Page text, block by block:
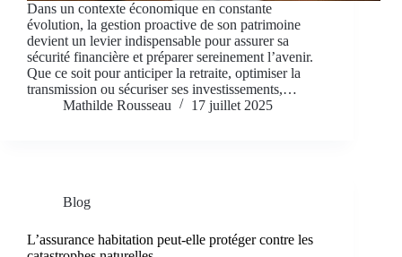
Dans un contexte économique en constante
évolution, la gestion proactive de son patrimoine
devient un levier indispensable pour assurer sa
sécurité financière et préparer sereinement l’avenir.
Que ce soit pour anticiper la retraite, optimiser la
transmission ou sécuriser ses investissements,…
Mathilde Rousseau
17 juillet 2025
Blog
L’assurance habitation peut-elle protéger contre les